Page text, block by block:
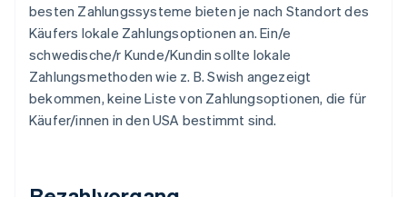
besten Zahlungssysteme bieten je nach Standort des
Käufers lokale Zahlungsoptionen an. Ein/e
schwedische/r Kunde/Kundin sollte lokale
Zahlungsmethoden wie z. B. Swish angezeigt
bekommen, keine Liste von Zahlungsoptionen, die für
Käufer/innen in den USA bestimmt sind.